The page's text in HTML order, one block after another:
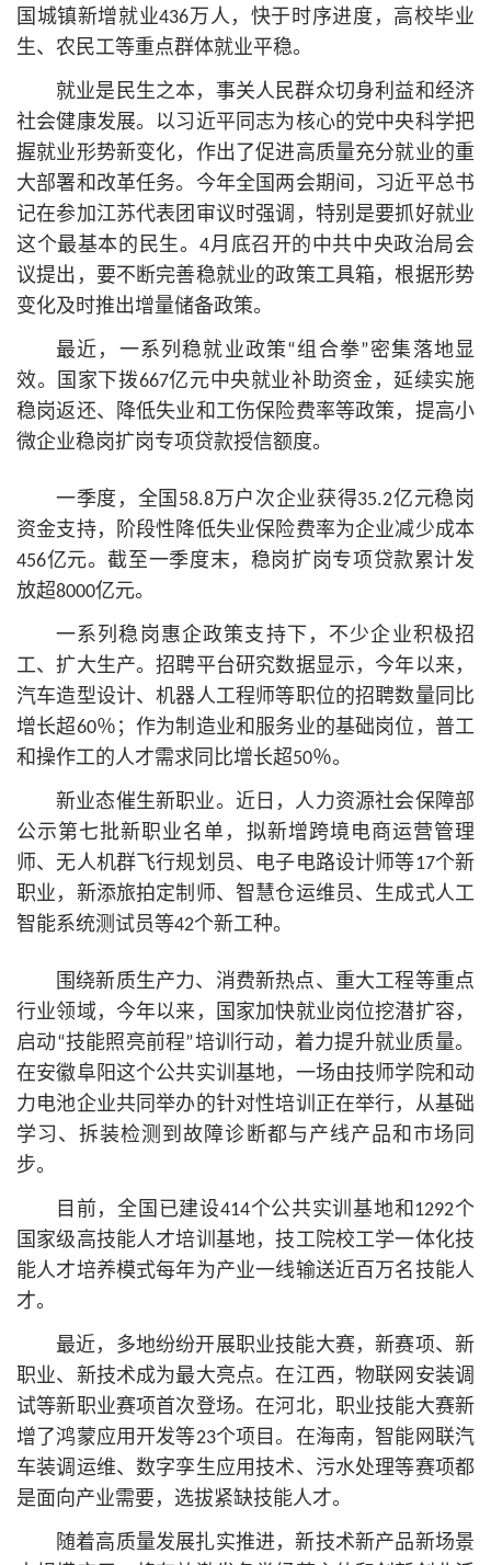
国城镇新增就业436万人，快于时序进度，高校毕业
生、农民工等重点群体就业平稳。
就业是民生之本，事关人民群众切身利益和经济
社会健康发展。以习近平 同志为核心的党中央科学把
握就业形势新变化，作出了促进高质量充分就业的重
大部署和改革任务。今年全国两会期间，习近平总书
记在参加江苏代表团审议时强调，特别是要抓好就业
这个最基本的民生。4月底召开的中共中央政治局会
议提出，要不断完善稳就业的政策工具箱，根据形势
变化及时推出增量储备政策。
最近，一系列稳就业政策“组合拳”密集落地显
效。国家下拨667亿元中央就业补助资金，延续实施
稳岗返还、降低失业和工伤保险费率等政策，提高小
微企业稳岗扩岗专项贷款授信额度。
一季度，全国58.8万户次企业获得35.2亿元稳岗
资金支持，阶段性降低失业保险费率为企业减少成本
456亿元。截至一季度末，稳岗扩岗专项贷款累计发
放超8000亿元。
一系列稳岗惠企政策支持下，不少企业积极招
工、扩大生产。招聘平台研究数据显示，今年以来，
汽车造型设计、机器人工程师等职位的招聘数量同比
增长超60％；作为制造业和服务业的基础岗位，普工
和操作工的人才需求同比增长超50％。
新业态催生新职业。近日，人力资源社会保障部
公示第七批新职业名单，拟新增跨境电商运营管理
师、无人机群飞行规划员、电子电路设计师等17个新
职业，新添旅拍定制师、智慧仓运维员、生成式人工
智能系统测试员等42个新工种。
围绕新质生产力、消费新热点、重大工程等重点
行业领域，今年以来，国家加快就业岗位挖潜扩容，
启动“技能照亮前程”培训行动，着力提升就业质量。
在安徽阜阳这个公共实训基地，一场由技师学院和动
力电池企业共同举办的针对性培训正在举行，从基础
学习、拆装检测到故障诊断都与产线产品和市场同
步。
目前，全国已建设414个公共实训基地和1292个
国家级高技能人才培训基地，技工院校工学一体化技
能人才培养模式每年为产业一线输送近百万名技能人
才。
最近，多地纷纷开展职业技能大赛，新赛项、新
职业、新技术成为最大亮点。在江西，物联网安装调
试等新职业赛项首次登场。在河北，职业技能大赛新
增了鸿蒙应用开发等23个项目。在海南，智能网联汽
车装调运维、数字孪生应用技术、污水处理等赛项都
是面向产业需要，选拔紧缺技能人才。
随着高质量发展扎实推进，新技术新产品新场景